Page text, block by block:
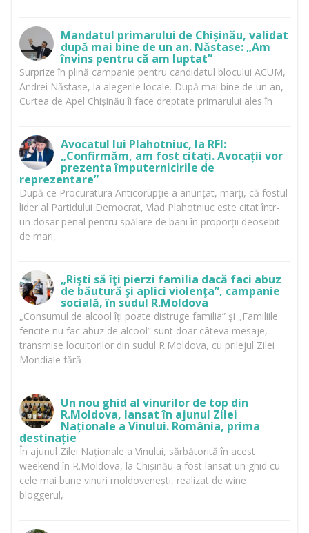
Mandatul primarului de Chișinău, validat
după mai bine de un an. Năstase: „Am
învins pentru că am luptat”
Surprize în plină campanie pentru candidatul blocului ACUM,
Andrei Năstase, la alegerile locale. După mai bine de un an,
Curtea de Apel Chișinău îi face dreptate primarului ales în
Avocatul lui Plahotniuc, la RFI:
„Confirmăm, am fost citați. Avocații vor
prezenta împuternicirile de
reprezentare”
După ce Procuratura Anticorupție a anunțat, marți, că fostul
lider al Partidului Democrat, Vlad Plahotniuc este citat într-
un dosar penal pentru spălare de bani în proporții deosebit
de mari,
„Rişti să îţi pierzi familia dacă faci abuz
de băutură şi aplici violenţa”, campanie
socială, în sudul R.Moldova
„Consumul de alcool îți poate distruge familia” şi „Familiile
fericite nu fac abuz de alcool” sunt doar câteva mesaje,
transmise locuitorilor din sudul R.Moldova, cu prilejul Zilei
Mondiale fără
Un nou ghid al vinurilor de top din
R.Moldova, lansat în ajunul Zilei
Naționale a Vinului. România, prima
destinație
În ajunul Zilei Naționale a Vinului, sărbătorită în acest
weekend în R.Moldova, la Chișinău a fost lansat un ghid cu
cele mai bune vinuri moldovenești, realizat de wine
bloggerul,